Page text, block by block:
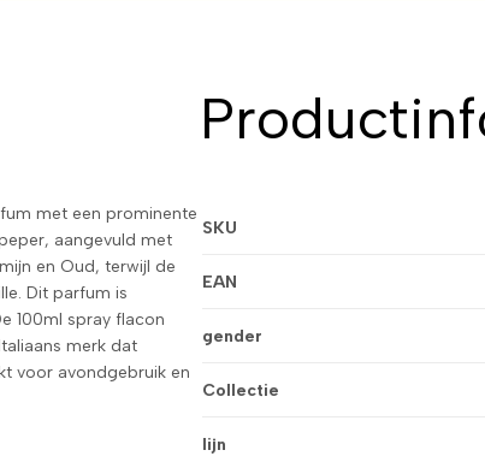
met een prominente
aangevuld met
en Oud, terwijl de
Dit parfum is
100ml spray flacon
merk dat
voor avondgebruik en
SKU
EAN
gender
Collectie
lijn